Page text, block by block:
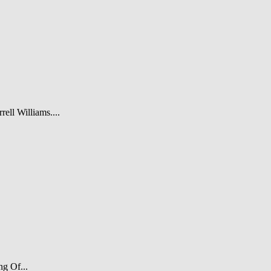
Williams....
Of...